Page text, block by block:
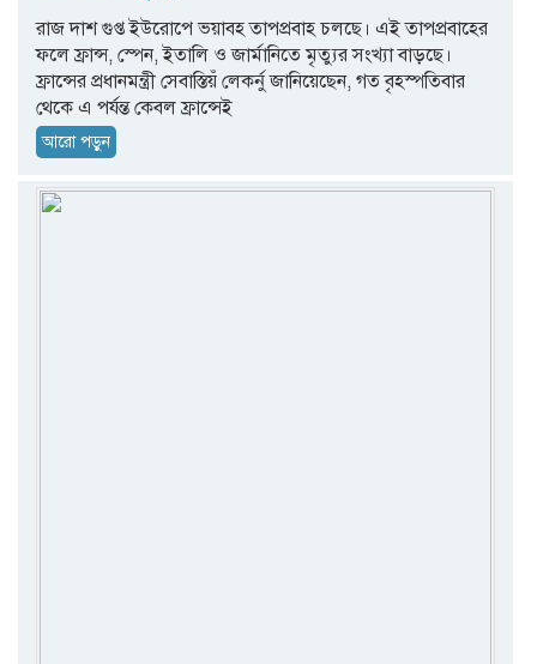
রাজ দাশ গুপ্ত ইউরোপে ভয়াবহ তাপপ্রবাহ চলছে। এই তাপপ্রবাহের
ফলে ফ্রান্স, স্পেন, ইতালি ও জার্মানিতে মৃত্যুর সংখ্যা বাড়ছে।
ফ্রান্সের প্রধানমন্ত্রী সেবাস্তিয়ঁ লেকর্নু জানিয়েছেন, গত বৃহস্পতিবার
থেকে এ পর্যন্ত কেবল ফ্রান্সেই
আরো পড়ুন